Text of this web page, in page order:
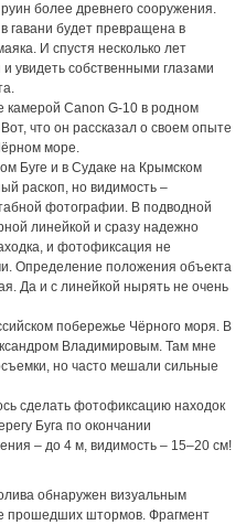
более древнего сооружения.
гавани будет превращена в
И спустя несколько лет
увидеть собственными глазами
камерой Canon G-10 в родном
что он рассказал о своем опыте
море.
Буге и в Судаке на Крымском
раскоп, но видимость –
фотографии. В подводной
линейкой и сразу надежно
и фотофиксация не
Определение положения объекта
Да и с линейкой нырять не очень
побережье Чёрного моря. В
Владимировым. Там мне
но часто мешали сильные
сделать фотофиксацию находок
Буга по окончании
– до 4 м, видимость – 15–20 см!
обнаружен визуальным
прошедших штормов. Фрагмент